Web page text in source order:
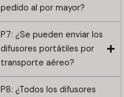
pedido al por mayor?
P7: ¿Se pueden enviar los
difusores portátiles por
transporte aéreo?
P8: ¿Todos los difusores